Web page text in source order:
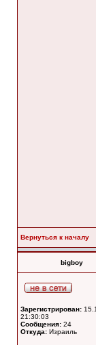
Вернуться к началу
bigboy
Зарегистрирован:
21:30:03
Сообщения: 24
Откуда: Израиль